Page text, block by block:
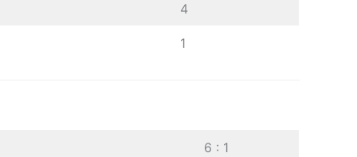
4
1
6 : 1